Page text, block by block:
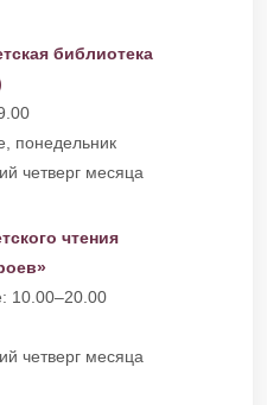
библиотека
понедельник
четверг месяца
чтения
10.00–20.00
четверг месяца